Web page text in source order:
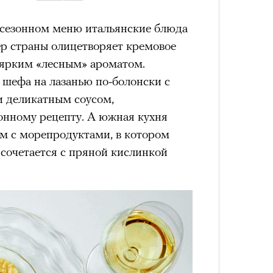
меню итальянские блюда
страны олицетворяет кремовое
«лесным» ароматом.
на лазанью по-болонски с
соусом,
рецепту. А южная кухня
с морепродуктами, в котором
с пряной кислинкой